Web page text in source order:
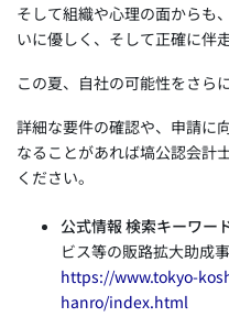
そして組織や心理の面からも
いに優しく、そして正確に伴
この夏、自社の可能性をさら
詳細な要件の確認や、申請に
なることがあれば塙公認会計
ください。
公式情報 検索キーワー
ビス等の販路拡大助成事
https://www.tokyo-
hanro/index.html